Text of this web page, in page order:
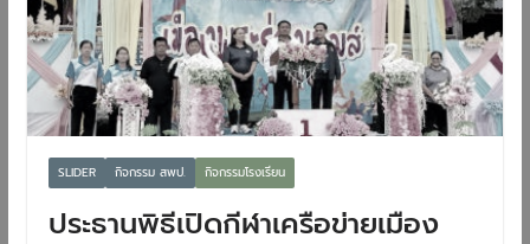
SLIDER กิจกรรม สพป. กิจกรรมโรงเรียน
ประธานพิธีเปิดกีฬาเครือข่ายเมือง